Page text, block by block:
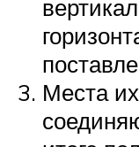
Места